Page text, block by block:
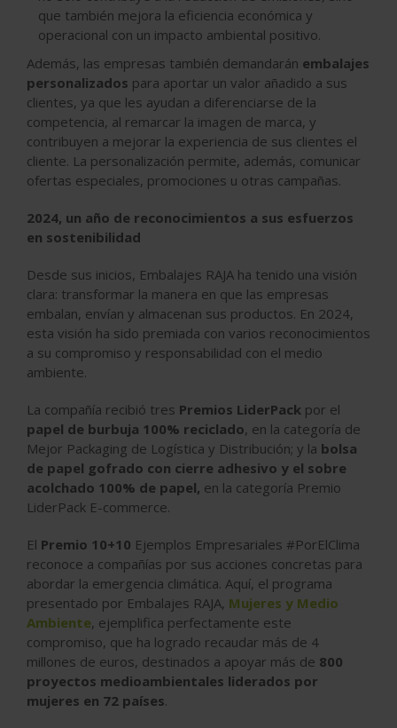
que también mejora la eficiencia económica y
operacional con un impacto ambiental positivo.
Además, las empresas también demandarán embalajes
personalizados para aportar un valor añadido a sus
clientes, ya que les ayudan a diferenciarse de la
competencia, al remarcar la imagen de marca, y
contribuyen a mejorar la experiencia de sus clientes el
cliente. La personalización permite, además, comunicar
ofertas especiales, promociones u otras campañas.
2024, un año de reconocimientos a sus esfuerzos
en sostenibilidad
Desde sus inicios, Embalajes RAJA ha tenido una visión
clara: transformar la manera en que las empresas
embalan, envían y almacenan sus productos. En 2024,
esta visión ha sido premiada con varios reconocimientos
a su compromiso y responsabilidad con el medio
ambiente.
La compañía recibió tres Premios LiderPack por el
papel de burbuja 100% reciclado, en la categoría de
Mejor Packaging de Logística y Distribución; y la bolsa
de papel gofrado con cierre adhesivo y el sobre
acolchado 100% de papel, en la categoría Premio
LiderPack E-commerce.
El Premio 10+10 Ejemplos Empresariales #PorElClima
reconoce a compañías por sus acciones concretas para
abordar la emergencia climática. Aquí, el programa
presentado por Embalajes RAJA, Mujeres y Medio
Ambiente, ejemplifica perfectamente este
compromiso, que ha logrado recaudar más de 4
millones de euros, destinados a apoyar más de 800
proyectos medioambientales liderados por
mujeres en 72 países.